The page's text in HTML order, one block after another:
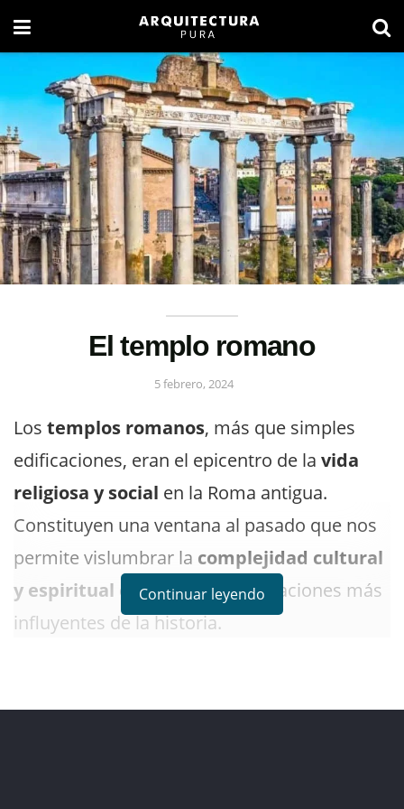
El templo romano
5 febrero, 2024
Los templos romanos, más que simples
edificaciones, eran el epicentro de la vida
religiosa y social en la Roma antigua.
Constituyen una ventana al pasado que nos
permite vislumbrar la complejidad cultural
y espiritual de una de las civilizaciones más
influyentes de la historia.
Continuar leyendo